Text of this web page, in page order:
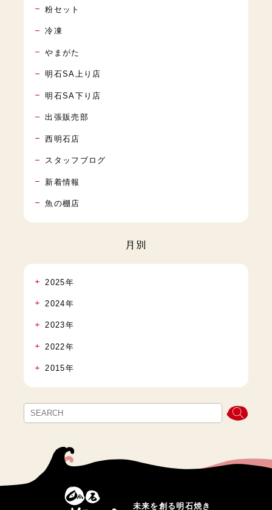
粉セット
冷凍
やまがた
明石SA上り店
明石SA下り店
出張販売部
西明石店
スタッフブログ
新着情報
魚の棚店
月別
2025年
2024年
2023年
2022年
2015年
未来を創る明石焼き